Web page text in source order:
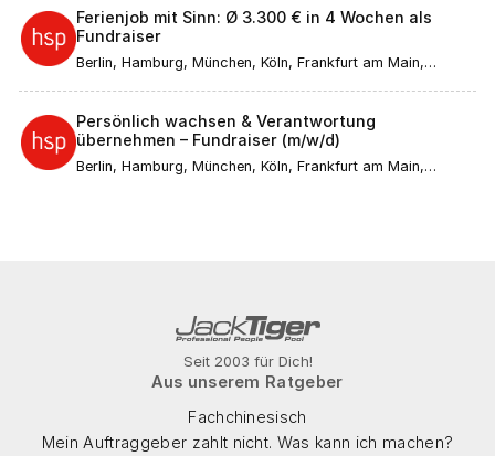
Ferienjob mit Sinn: Ø 3.300 € in 4 Wochen als
Fundraiser
Berlin, Hamburg, München, Köln, Frankfurt am Main,
Dresden, Hannover, Nürnberg, Duisburg, Bochum,
Wuppertal, Bielefeld, Bonn, Mannheim, Karlsruhe, Münster,
Augsburg, Aachen, Wiesbaden, Gelsenkirchen,
Mönchengladbach, Braunschweig, Kiel, Chemnitz, Halle
(Saale), Magdeburg, Freiburg im Breisgau, Krefeld, Mainz,
Lübeck, Erfurt, Rostock, Kassel, Saarbrücken, Potsdam,
Persönlich wachsen & Verantwortung
übernehmen – Fundraiser (m/w/d)
Berlin, Hamburg, München, Köln, Frankfurt am Main,
Ulm, Ingolstadt, Bamberg, Passau
Seit 2003 für Dich!
Aus unserem Ratgeber
Fachchinesisch
Mein Auftraggeber zahlt nicht. Was kann ich machen?